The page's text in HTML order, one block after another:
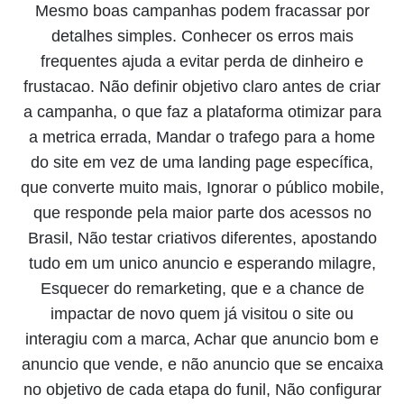
Mesmo boas campanhas podem fracassar por
detalhes simples. Conhecer os erros mais
frequentes ajuda a evitar perda de dinheiro e
frustacao. Não definir objetivo claro antes de criar
a campanha, o que faz a plataforma otimizar para
a metrica errada, Mandar o trafego para a home
do site em vez de uma landing page específica,
que converte muito mais, Ignorar o público mobile,
que responde pela maior parte dos acessos no
Brasil, Não testar criativos diferentes, apostando
tudo em um unico anuncio e esperando milagre,
Esquecer do remarketing, que e a chance de
impactar de novo quem já visitou o site ou
interagiu com a marca, Achar que anuncio bom e
anuncio que vende, e não anuncio que se encaixa
no objetivo de cada etapa do funil, Não configurar